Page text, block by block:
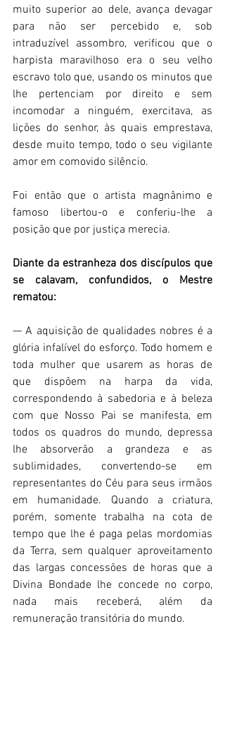
muito superior ao dele, avança devagar
para não ser percebido e, sob
intraduzível assombro, verificou que o
harpista maravilhoso era o seu velho
escravo tolo que, usando os minutos que
lhe pertenciam por direito e sem
incomodar a ninguém, exercitava, as
lições do senhor, às quais emprestava,
desde muito tempo, todo o seu vigilante
amor em comovido silêncio.
Foi então que o artista magnânimo e
famoso libertou-o e conferiu-lhe a
posição que por justiça merecia.
Diante da estranheza dos discípulos que
se calavam, confundidos, o Mestre
rematou:
— A aquisição de qualidades nobres é a
glória infalível do esforço. Todo homem e
toda mulher que usarem as horas de
que dispõem na harpa da vida,
correspondendo à sabedoria e à beleza
com que Nosso Pai se manifesta, em
todos os quadros do mundo, depressa
lhe absorverão a grandeza e as
sublimidades, convertendo-se em
representantes do Céu para seus irmãos
em humanidade. Quando a criatura,
porém, somente trabalha na cota de
tempo que lhe é paga pelas mordomias
da Terra, sem qualquer aproveitamento
das largas concessões de horas que a
Divina Bondade lhe concede no corpo,
nada mais receberá, além da
remuneração transitória do mundo.